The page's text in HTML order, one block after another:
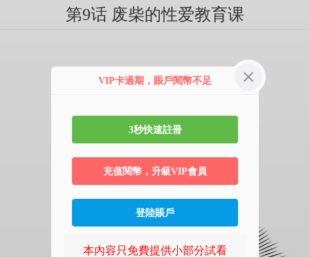
第9话 废柴的性爱教育课
VIP卡過期，賬戶閱幣不足
3秒快速註冊
充值閱幣，升級VIP會員
登陸賬戶
本內容只免費提供小部分試看